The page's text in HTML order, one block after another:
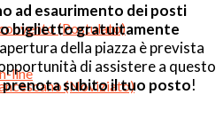
line
(Postulato)
(Noviziato)
ad esaurimento dei posti
biglietto gratuitamente
della piazza è prevista
di assistere a questo
prenota subito il tuo posto!